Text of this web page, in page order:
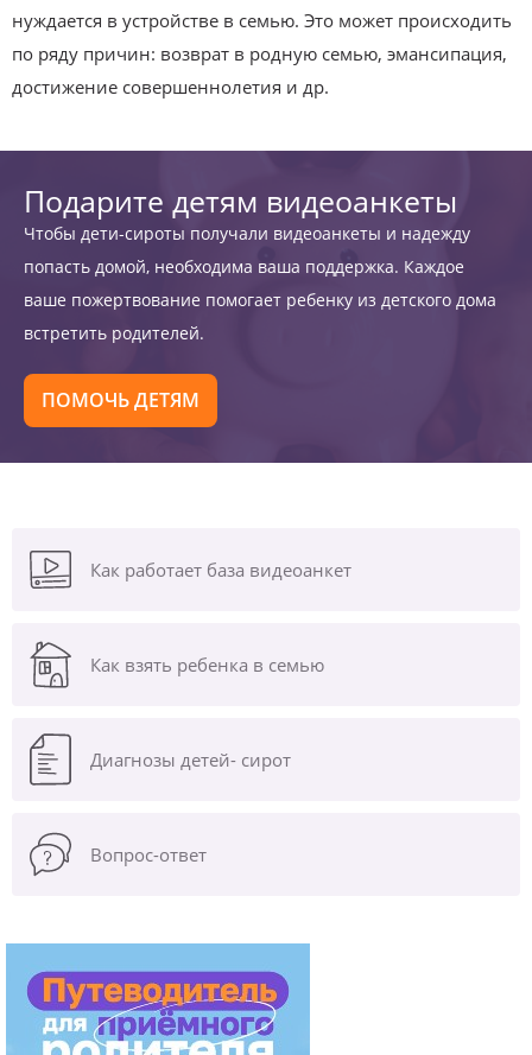
нуждается в устройстве в семью. Это может происходить
по ряду причин: возврат в родную семью, эмансипация,
достижение совершеннолетия и др.
Подарите детям видеоанкеты
Чтобы дети-сироты получали видеоанкеты и надежду
попасть домой, необходима ваша поддержка. Каждое
ваше пожертвование помогает ребенку из детского дома
встретить родителей.
ПОМОЧЬ ДЕТЯМ
Как работает база видеоанкет
Как взять ребенка в семью
Диагнозы детей- сирот
Вопрос-ответ